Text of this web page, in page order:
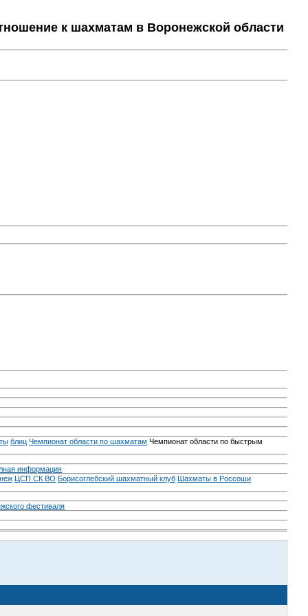
к шахматам в Воронежской области
блиц Чемпионат области по шахматам Чемпионат области по быстрым
информация
ЦСП СК ВО Борисоглебский шахматный клуб Шахматы в Россоши
фестиваля